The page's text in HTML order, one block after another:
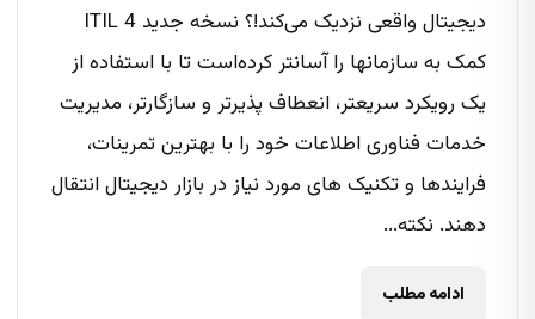
دیجیتال واقعی نزدیک می‌کند!؟ نسخه جدید ITIL 4
کمک به سازمانها را آسانتر کرده‌است تا با استفاده از
یک رویکرد سریعتر، انعطاف پذیرتر و سازگارتر، مدیریت
خدمات فناوری اطلاعات خود را با بهترین تمرینات،
فرایندها و تکنیک های مورد نیاز در بازار دیجیتال انتقال
دهند. نکته...
ادامه مطلب